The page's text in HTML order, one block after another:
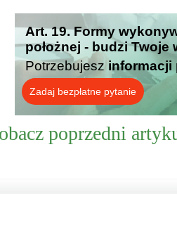
Art. 19. Formy
położnej - budzi Twoje
Potrzebujesz informacji
Zadaj bezpłatne pytanie
poprzedni